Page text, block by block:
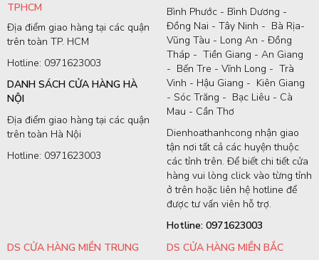
TPHCM
Địa điểm giao hàng tại các quận
trên toàn TP. HCM
Hotline: 0971623003
DANH SÁCH CỬA HÀNG HÀ
NỘI
Địa điểm giao hàng tại các quận
trên toàn Hà Nội
Hotline: 0971623003
Bình Phước - Bình Dương -
Đồng Nai - Tây Ninh - Bà Rịa-
Vũng Tàu - Long An - Đồng
Tháp - Tiền Giang - An Giang
- Bến Tre - Vĩnh Long - Trà
Vinh - Hậu Giang - Kiên Giang
- Sóc Trăng - Bạc Liêu - Cà
Mau - Cần Thơ
Dienhoathanhcong nhận giao
tận nơi tất cả các huyện thuộc
các tỉnh trên. Để biết chi tiết cửa
hàng vui lòng click vào từng tỉnh
ở trên hoặc liên hệ hotline để
được tư vấn viên hỗ trợ.
Hotline: 0971623003
DS CỬA HÀNG MIỀN TRUNG
DS CỬA HÀNG MIỀN BẮC